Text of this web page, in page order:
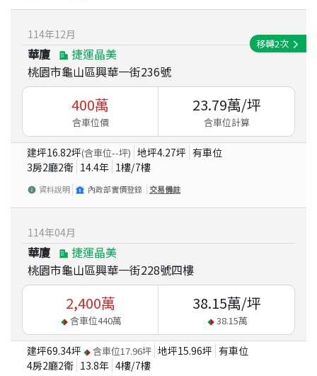
114年12月
華廈
捷運晶美
桃園市龜山區興華一街236號
移轉2次
400萬
含車位價
23.79萬/坪
含車位計算
建坪16.82坪(含車位--坪) 地坪4.27坪 有車位
3房2廳2衛 14.4年 1樓/7樓
資料說明 內政部實價登錄 交易備註
114年04月
華廈
捷運晶美
桃園市龜山區興華一街228號四樓
2,400萬
含車位440萬
38.15萬/坪
38.15萬
建坪69.34坪 含車位17.96坪 地坪15.96坪 有車位
4房2廳2衛 13.8年 4樓/7樓